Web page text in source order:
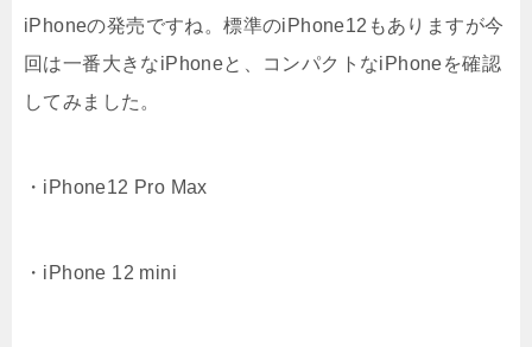
iPhoneの発売ですね。標準のiPhone12もありますが今
回は一番大きなiPhoneと、コンパクトなiPhoneを確認
してみました。
・iPhone12 Pro Max
・iPhone 12 mini